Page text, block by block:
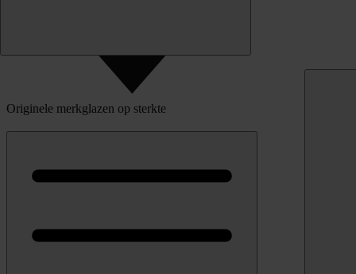
Klantbeoordeling
Originele merkglazen op sterkte